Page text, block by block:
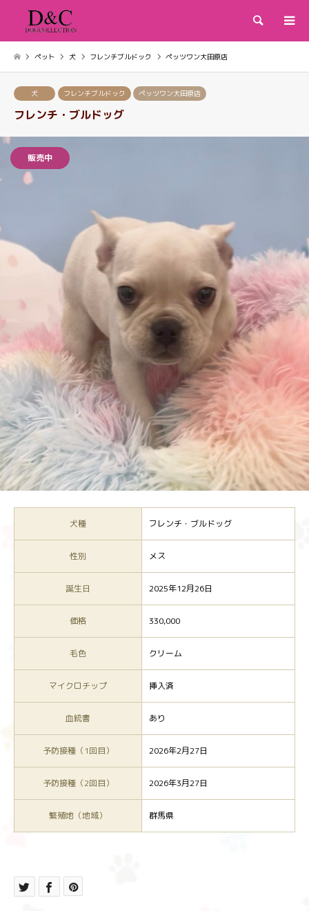
検索
ペット 犬 フレンチブルドック ペッツワン大田原店
犬 フレンチブルドック ペッツワン大田原店
フレンチ・ブルドッグ
販売中
犬種 フレンチ・ブルドッグ
性別 メス
誕生日 2025年12月26日
価格 330,000
毛色 クリーム
マイクロチップ 挿入済
血統書 あり
予防接種（1回目） 2026年2月27日
予防接種（2回目） 2026年3月27日
繁殖地（地域） 群馬県